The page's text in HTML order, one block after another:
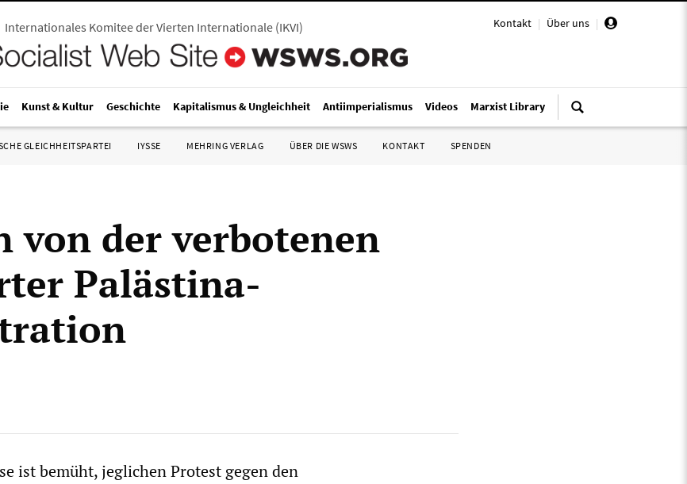
Kontakt | Über uns |
Internationales Komitee der Vierten Internationale (IKVI)
Kunst & Kultur Geschichte Kapitalismus & Ungleichheit Antiimperialismus Videos Marxist Library
GLEICHHEITSPARTEI IYSSE MEHRING VERLAG ÜBER DIE WSWS KONTAKT SPENDEN
von der verbotenen
Palästina-
ist bemüht, jeglichen Protest gegen den